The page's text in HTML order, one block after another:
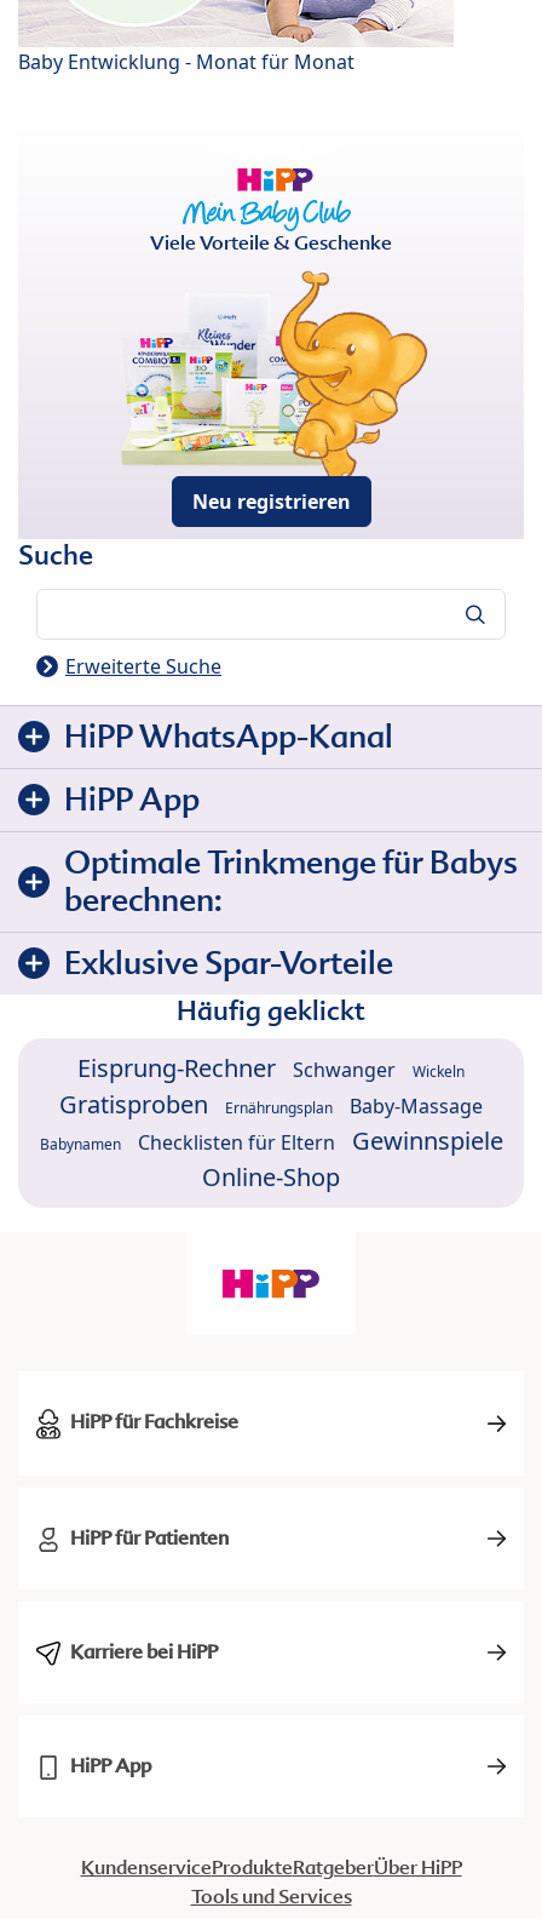
Baby Entwicklung - Monat für Monat
Viele Vorteile & Geschenke
Neu registrieren
Suche
Erweiterte Suche
HiPP WhatsApp-Kanal
HiPP App
Optimale Trinkmenge für Babys
berechnen:
Exklusive Spar-Vorteile
Häufig geklickt
Eisprung-Rechner Schwanger Wickeln
Gratisproben Ernährungsplan Baby-Massage
Babynamen Checklisten für Eltern
Gewinnspiele
Online-Shop
HiPP für Fachkreise
HiPP für Patienten
Karriere bei HiPP
HiPP App
KundenserviceProdukteRatgeberÜber HiPP
Tools und Services